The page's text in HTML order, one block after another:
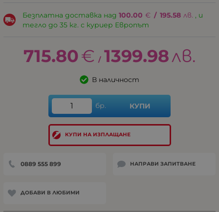
Безплатна доставка над 100.00 € / 195.58 лв. , и
тегло до 35 кг. с куриер Европът
715.80€ / 1399.98лв.
В наличност
бр. КУПИ
КУПИ НА ИЗПЛАЩАНЕ
0889 555 899 НАПРАВИ ЗАПИТВАНЕ
ДОБАВИ В ЛЮБИМИ